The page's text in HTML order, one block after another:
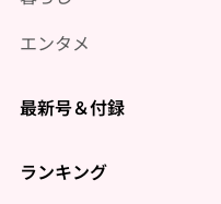
エンタメ
最新号＆付録
ランキング